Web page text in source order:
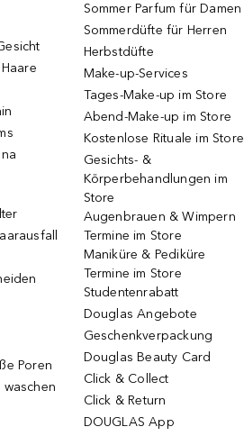
Poren
Sommer Parfum für Damen
Sommerdüfte für Herren
Herbstdüfte
Make-up-Services
Tages-Make-up im Store
Abend-Make-up im Store
Kostenlose Rituale im Store
Gesichts- &
Körperbehandlungen im
Store
Augenbrauen & Wimpern
Termine im Store
Maniküre & Pediküre
Termine im Store
Studentenrabatt
Douglas Angebote
Geschenkverpackung
Douglas Beauty Card
Click & Collect
Click & Return
DOUGLAS App